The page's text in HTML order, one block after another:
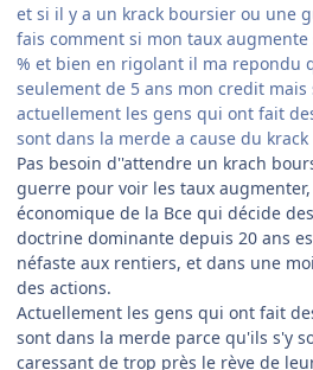
et si il y a un krack boursier ou une
fais comment si mon taux
% et bien en rigolant il ma repondu
seulement de 5 ans mon credit
actuellement les gens qui ont fait
sont dans la merde a cause du
Pas besoin d''attendre un krach
guerre pour voir les taux
économique de la Bce qui décide
doctrine dominante depuis 20 ans
néfaste aux rentiers, et dans une
des actions.
Actuellement les gens qui ont fait
sont dans la merde parce qu'ils s'y
caressant de trop près le rève de